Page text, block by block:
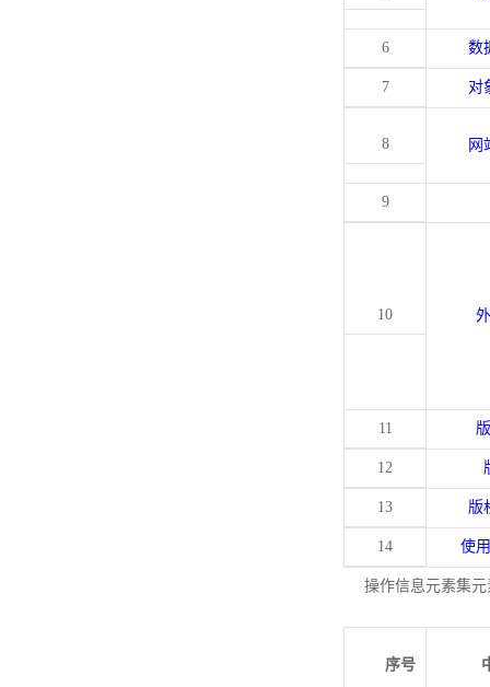
6 数
7 对
8 网
9
10
11
12
13 版
14 使
操作信息元素集
序号